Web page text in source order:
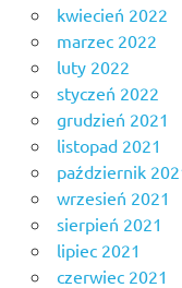
kwiecień 2022
marzec 2022
luty 2022
styczeń 2022
grudzień 2021
listopad 2021
październik
wrzesień 2021
sierpień 2021
lipiec 2021
czerwiec 2021